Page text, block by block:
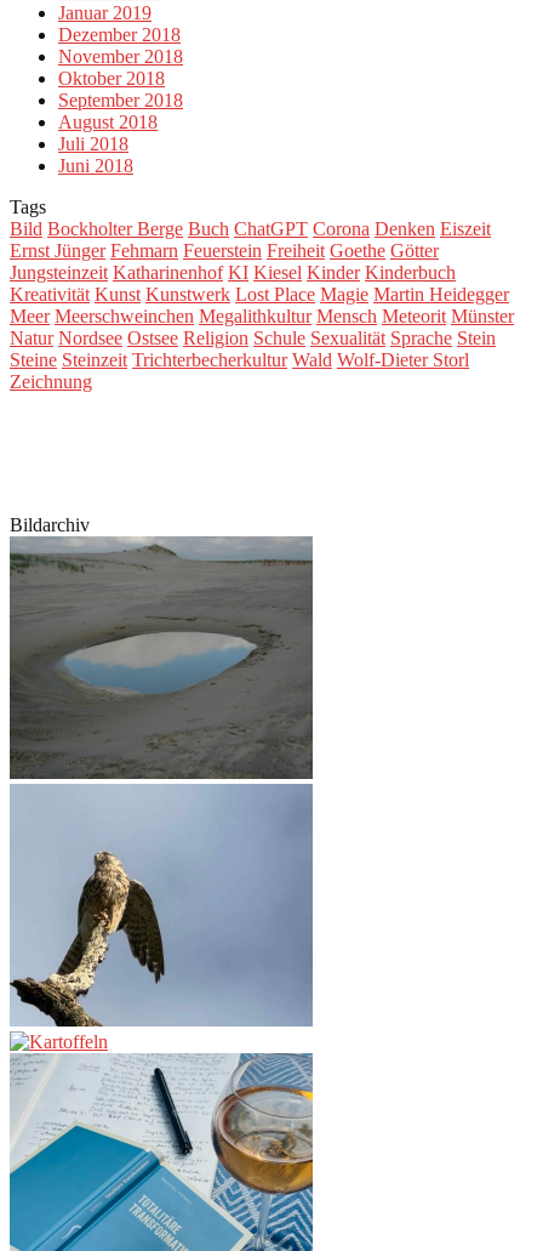
Januar 2019
Dezember 2018
November 2018
Oktober 2018
September 2018
August 2018
Juli 2018
Juni 2018
Tags
Bild Bockholter Berge Buch ChatGPT Corona Denken Eiszeit
Ernst Jünger Fehmarn Feuerstein Freiheit Goethe Götter
Jungsteinzeit Katharinenhof KI Kiesel Kinder Kinderbuch
Kreativität Kunst Kunstwerk Lost Place Magie Martin Heidegger
Meer Meerschweinchen Megalithkultur Mensch Meteorit Münster
Natur Nordsee Ostsee Religion Schule Sexualität Sprache Stein
Steine Steinzeit Trichterbecherkultur Wald Wolf-Dieter Storl
Zeichnung
Bildarchiv